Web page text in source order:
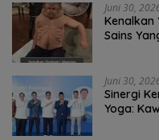
Juni 30,
Kenalkan
Sains
Juni 30,
Sinergi
Yoga: